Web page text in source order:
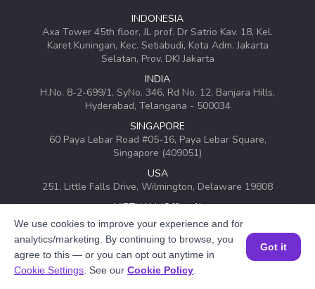
INDONESIA
Axa Tower 45th floor, JL prof. Dr Satrio Kav. 18, Kel.
Karet Kuningan, Kec. Setiabudi, Kota Adm. Jakarta
Selatan, Prov. DKI Jakarta
INDIA
H.No. 8-2-699/1, SyNo. 346, Rd No. 12, Banjara Hills,
Hyderabad, Telangana - 500034
SINGAPORE
60 Paya Lebar Road #05-16, Paya Lebar Square,
Singapore (409051)
USA
251, Little Falls Drive, Wilmington, Delaware 19808
VIETNAM (Office 1)
Hung Vuong Building, 670 Ba Thang Hai, ward 14,
district 10, Ho Chi Minh City
VIETNAM (Office 2)
143 Nguyễn Thị Thập, Khu đô thị Him Lam, Quận 7,
Đặt một buổi học MIỄN PHÍ
We use cookies to improve your experience and for
analytics/marketing. By continuing to browse, you
agree to this — or you can opt out anytime in
Cookie Settings . See our Cookie Policy
Got it